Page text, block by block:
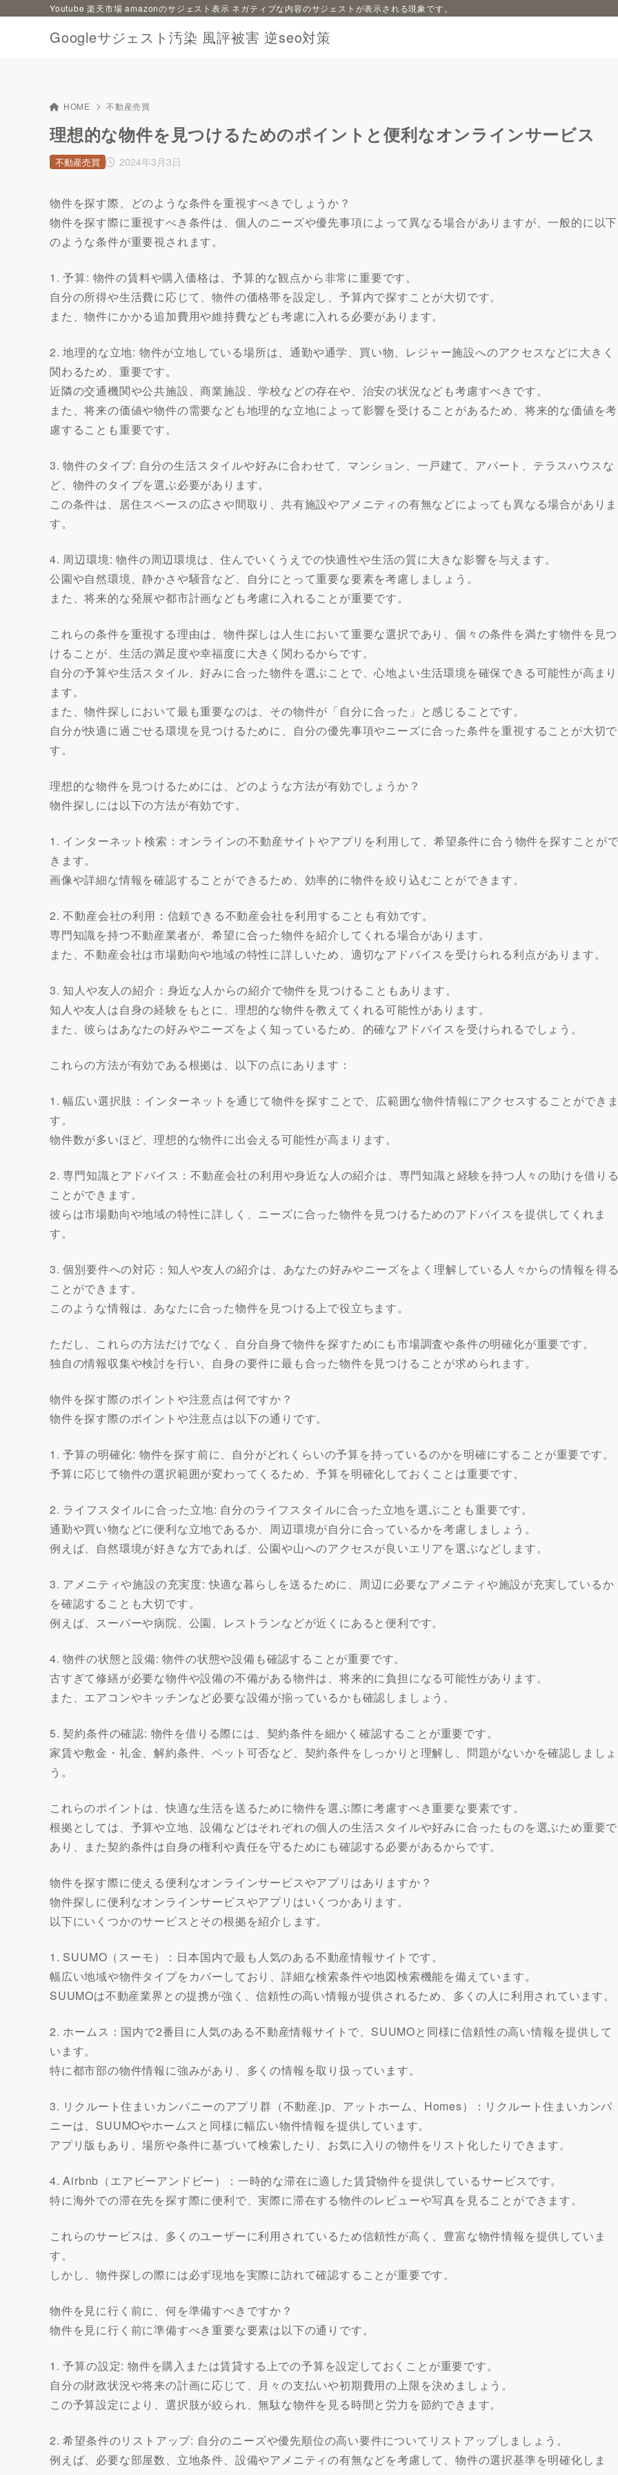
Googleサジェスト汚染 風評被害 逆seo対策
Youtube 楽天市場 amazonのサジェスト表示 ネガティブな内容のサジェストが表示される現象です。
HOME 不動産売買
理想的な物件を見つけるためのポイントと便利なオンラインサービス
2024年3月3日
不動産売買
物件を探す際、どのような条件を重視すべきでしょうか？
物件を探す際に重視すべき条件は、個人のニーズや優先事項によって異なる場合がありますが、一般的に以下
のような条件が重要視されます。
1. 予算: 物件の賃料や購入価格は、予算的な観点から非常に重要です。
自分の所得や生活費に応じて、物件の価格帯を設定し、予算内で探すことが大切です。
また、物件にかかる追加費用や維持費なども考慮に入れる必要があります。
2. 地理的な立地: 物件が立地している場所は、通勤や通学、買い物、レジャー施設へのアクセスなどに大きく
関わるため、重要です。
近隣の交通機関や公共施設、商業施設、学校などの存在や、治安の状況なども考慮すべきです。
また、将来の価値や物件の需要なども地理的な立地によって影響を受けることがあるため、将来的な価値を考
慮することも重要です。
3. 物件のタイプ: 自分の生活スタイルや好みに合わせて、マンション、一戸建て、アパート、テラスハウスな
ど、物件のタイプを選ぶ必要があります。
この条件は、居住スペースの広さや間取り、共有施設やアメニティの有無などによっても異なる場合がありま
す。
4. 周辺環境: 物件の周辺環境は、住んでいくうえでの快適性や生活の質に大きな影響を与えます。
公園や自然環境、静かさや騒音など、自分にとって重要な要素を考慮しましょう。
また、将来的な発展や都市計画なども考慮に入れることが重要です。
これらの条件を重視する理由は、物件探しは人生において重要な選択であり、個々の条件を満たす物件を見つ
けることが、生活の満足度や幸福度に大きく関わるからです。
自分の予算や生活スタイル、好みに合った物件を選ぶことで、心地よい生活環境を確保できる可能性が高まり
ます。
また、物件探しにおいて最も重要なのは、その物件が「自分に合った」と感じることです。
自分が快適に過ごせる環境を見つけるために、自分の優先事項やニーズに合った条件を重視することが大切で
す。
理想的な物件を見つけるためには、どのような方法が有効でしょうか？
物件探しには以下の方法が有効です。
1. インターネット検索：オンラインの不動産サイトやアプリを利用して、希望条件に合う物件を探すことが
きます。
画像や詳細な情報を確認することができるため、効率的に物件を絞り込むことができます。
2. 不動産会社の利用：信頼できる不動産会社を利用することも有効です。
専門知識を持つ不動産業者が、希望に合った物件を紹介してくれる場合があります。
また、不動産会社は市場動向や地域の特性に詳しいため、適切なアドバイスを受けられる利点があります。
3. 知人や友人の紹介：身近な人からの紹介で物件を見つけることもあります。
知人や友人は自身の経験をもとに、理想的な物件を教えてくれる可能性があります。
また、彼らはあなたの好みやニーズをよく知っているため、的確なアドバイスを受けられるでしょう。
これらの方法が有効である根拠は、以下の点にあります：
1. 幅広い選択肢：インターネットを通じて物件を探すことで、広範囲な物件情報にアクセスすることができ
す。
物件数が多いほど、理想的な物件に出会える可能性が高まります。
2. 専門知識とアドバイス：不動産会社の利用や身近な人の紹介は、専門知識と経験を持つ人々の助けを借り
ことができます。
彼らは市場動向や地域の特性に詳しく、ニーズに合った物件を見つけるためのアドバイスを提供してくれま
す。
3. 個別要件への対応：知人や友人の紹介は、あなたの好みやニーズをよく理解している人々からの情報を得
ことができます。
このような情報は、あなたに合った物件を見つける上で役立ちます。
ただし、これらの方法だけでなく、自分自身で物件を探すためにも市場調査や条件の明確化が重要です。
独自の情報収集や検討を行い、自身の要件に最も合った物件を見つけることが求められます。
物件を探す際のポイントや注意点は何ですか？
物件を探す際のポイントや注意点は以下の通りです。
1. 予算の明確化: 物件を探す前に、自分がどれくらいの予算を持っているのかを明確にすることが重要です。
予算に応じて物件の選択範囲が変わってくるため、予算を明確化しておくことは重要です。
2. ライフスタイルに合った立地: 自分のライフスタイルに合った立地を選ぶことも重要です。
通勤や買い物などに便利な立地であるか、周辺環境が自分に合っているかを考慮しましょう。
例えば、自然環境が好きな方であれば、公園や山へのアクセスが良いエリアを選ぶなどします。
3. アメニティや施設の充実度: 快適な暮らしを送るために、周辺に必要なアメニティや施設が充実しているか
を確認することも大切です。
例えば、スーパーや病院、公園、レストランなどが近くにあると便利です。
4. 物件の状態と設備: 物件の状態や設備も確認することが重要です。
古すぎて修繕が必要な物件や設備の不備がある物件は、将来的に負担になる可能性があります。
また、エアコンやキッチンなど必要な設備が揃っているかも確認しましょう。
5. 契約条件の確認: 物件を借りる際には、契約条件を細かく確認することが重要です。
家賃や敷金・礼金、解約条件、ペット可否など、契約条件をしっかりと理解し、問題がないかを確認しましょ
う。
これらのポイントは、快適な生活を送るために物件を選ぶ際に考慮すべき重要な要素です。
根拠としては、予算や立地、設備などはそれぞれの個人の生活スタイルや好みに合ったものを選ぶため重要で
あり、また契約条件は自身の権利や責任を守るためにも確認する必要があるからです。
物件を探す際に使える便利なオンラインサービスやアプリはありますか？
物件探しに便利なオンラインサービスやアプリはいくつかあります。
以下にいくつかのサービスとその根拠を紹介します。
1. SUUMO（スーモ）：日本国内で最も人気のある不動産情報サイトです。
幅広い地域や物件タイプをカバーしており、詳細な検索条件や地図検索機能を備えています。
SUUMOは不動産業界との提携が強く、信頼性の高い情報が提供されるため、多くの人に利用されています。
2. ホームス：国内で2番目に人気のある不動産情報サイトで、SUUMOと同様に信頼性の高い情報を提供して
います。
特に都市部の物件情報に強みがあり、多くの情報を取り扱っています。
3. リクルート住まいカンパニーのアプリ群（不動産.jp、アットホーム、Homes）：リクルート住まいカンパ
ニーは、SUUMOやホームスと同様に幅広い物件情報を提供しています。
アプリ版もあり、場所や条件に基づいて検索したり、お気に入りの物件をリスト化したりできます。
4. Airbnb（エアビーアンドビー）：一時的な滞在に適した賃貸物件を提供しているサービスです。
特に海外での滞在先を探す際に便利で、実際に滞在する物件のレビューや写真を見ることができます。
これらのサービスは、多くのユーザーに利用されているため信頼性が高く、豊富な物件情報を提供していま
す。
しかし、物件探しの際には必ず現地を実際に訪れて確認することが重要です。
物件を見に行く前に、何を準備すべきですか？
物件を見に行く前に準備すべき重要な要素は以下の通りです。
1. 予算の設定: 物件を購入または賃貸する上での予算を設定しておくことが重要です。
自分の財政状況や将来の計画に応じて、月々の支払いや初期費用の上限を決めましょう。
この予算設定により、選択肢が絞られ、無駄な物件を見る時間と労力を節約できます。
2. 希望条件のリストアップ: 自分のニーズや優先順位の高い要件についてリストアップしましょう。
例えば、必要な部屋数、立地条件、設備やアメニティの有無などを考慮して、物件の選択基準を明確化しま